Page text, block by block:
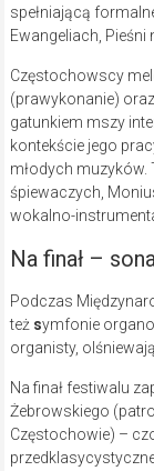
spełniającą
Ewangeliach, Pieśni
Częstochowscy
(prawykonanie)
gatunkiem mszy
kontekście jego
młodych muzyków.
śpiewaczych,
wokalno-
Na finał –
Podczas
też symfonie
organisty,
Na finał festiwalu
Żebrowskiego
Częstochowie) –